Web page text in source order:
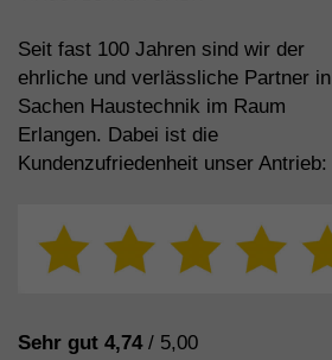
Seit fast 100 Jahren sind wir der
ehrliche und verlässliche Partner in
Sachen Haustechnik im Raum
Erlangen. Dabei ist die
Kundenzufriedenheit unser Antrieb:
Sehr gut 4,74/ 5,00